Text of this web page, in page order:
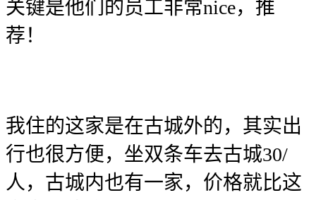
关键是他们的员工非常nice，推
荐！
我住的这家是在古城外的，其实出
行也很方便，坐双条车去古城30/
人，古城内也有一家，价格就比这